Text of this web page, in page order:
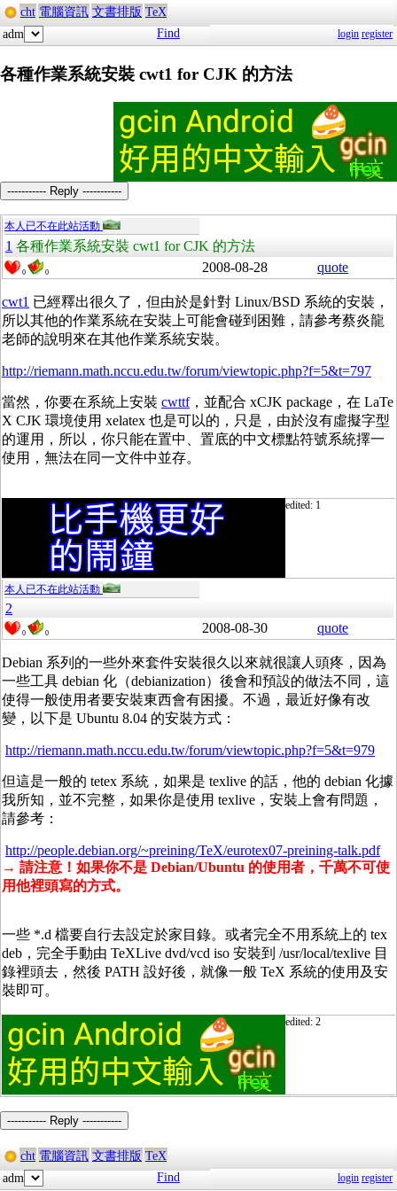
cht 電腦資訊 文書排版 TeX
adm
Find login register
各種作業系統安裝 cwt1 for CJK 的方法
----------- Reply -----------
本人已不在此站活動
1 各種作業系統安裝 cwt1 for CJK 的方法
0 0 2008-08-28 quote
cwt1 已經釋出很久了，但由於是針對 Linux/BSD 系統的安裝，
所以其他的作業系統在安裝上可能會碰到困難，請參考蔡炎龍
老師的說明來在其他作業系統安裝。
http://riemann.math.nccu.edu.tw/forum/viewtopic.php?f=5&t=797
當然，你要在系統上安裝 cwttf，並配合 xCJK package，在 LaTe
X CJK 環境使用 xelatex 也是可以的，只是，由於沒有虛擬字型
的運用，所以，你只能在置中、置底的中文標點符號系統擇一
使用，無法在同一文件中並存。
edited: 1
本人已不在此站活動
2
0 0 2008-08-30 quote
Debian 系列的一些外來套件安裝很久以來就很讓人頭疼，因為
一些工具 debian 化（debianization）後會和預設的做法不同，這
使得一般使用者要安裝東西會有困擾。不過，最近好像有改
變，以下是 Ubuntu 8.04 的安裝方式：
http://riemann.math.nccu.edu.tw/forum/viewtopic.php?f=5&t=979
但這是一般的 tetex 系統，如果是 texlive 的話，他的 debian 化據
我所知，並不完整，如果你是使用 texlive，安裝上會有問題，
請參考：
http://people.debian.org/~preining/TeX/eurotex07-preining-talk.pdf
→ 請注意！如果你不是 Debian/Ubuntu 的使用者，千萬不可使
用他裡頭寫的方式。
一些 *.d 檔要自行去設定於家目錄。或者完全不用系統上的 tex
deb，完全手動由 TeXLive dvd/vcd iso 安裝到 /usr/local/texlive 目
錄裡頭去，然後 PATH 設好後，就像一般 TeX 系統的使用及安
裝即可。
edited: 2
----------- Reply -----------
cht 電腦資訊 文書排版 TeX
adm
Find login register